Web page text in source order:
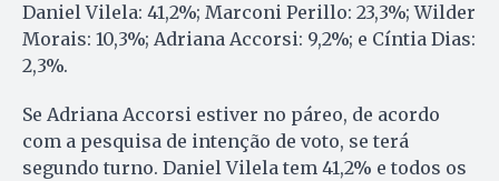
Daniel Vilela: 41,2%; Marconi Perillo: 23,3%; Wilder
Morais: 10,3%; Adriana Accorsi: 9,2%; e Cíntia Dias:
2,3%.
Se Adriana Accorsi estiver no páreo, de acordo
com a pesquisa de intenção de voto, se terá
segundo turno. Daniel Vilela tem 41,2% e todos os